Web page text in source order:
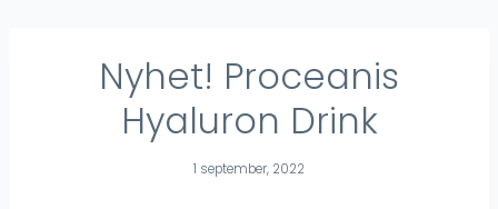
Nyhet! Proceanis
Hyaluron Drink
1 september, 2022